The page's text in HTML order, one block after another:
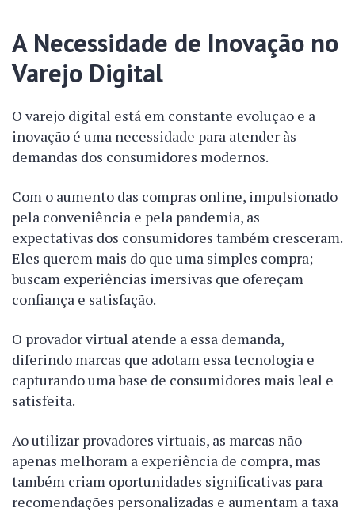
A Necessidade de Inovação no
Varejo Digital
O varejo digital está em constante evolução e a
inovação é uma necessidade para atender às
demandas dos consumidores modernos.
Com o aumento das compras online, impulsionado
pela conveniência e pela pandemia, as
expectativas dos consumidores também cresceram.
Eles querem mais do que uma simples compra;
buscam experiências imersivas que ofereçam
confiança e satisfação.
O provador virtual atende a essa demanda,
diferindo marcas que adotam essa tecnologia e
capturando uma base de consumidores mais leal e
satisfeita.
Ao utilizar provadores virtuais, as marcas não
apenas melhoram a experiência de compra, mas
também criam oportunidades significativas para
recomendações personalizadas e aumentam a taxa